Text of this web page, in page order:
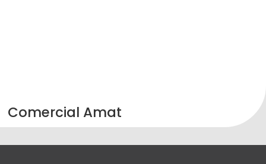
Comercial Amat